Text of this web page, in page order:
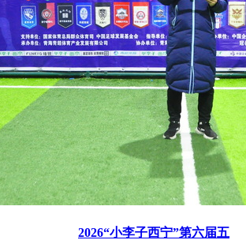
2026“小李子西宁”第六届五